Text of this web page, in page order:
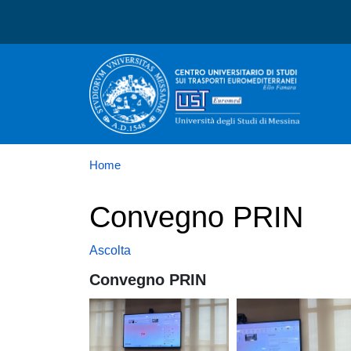
Centro Universitario di
Home
Convegno PRIN
Ascolta
Convegno PRIN